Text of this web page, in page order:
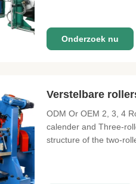
Onderzoek nu
Verstelbare
ODM Or OEM 2, 3, 4
calender and Three-
structure of the two-